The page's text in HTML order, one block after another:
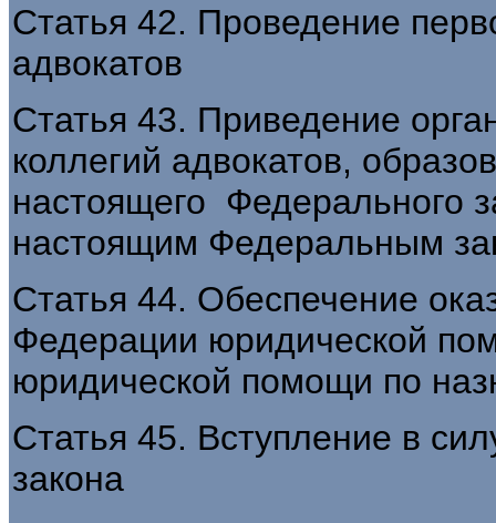
Статья 42. Проведение
адвокатов
Статья 43. Приведение
коллегий адвокатов,
настоящего Федерального
настоящим Федеральным
Статья 44. Обеспечение
Федерации юридической
юридической помощи по
Статья 45. Вступление в
закона